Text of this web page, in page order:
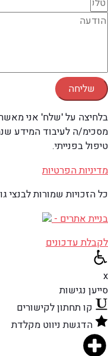
שליחה
בלחיצה על 'שלח' אני
מסכימ/ה לעיבוד המידע
טיפול בפנייתי.
מדיניות הפרטיות
כל הזכויות שמורות לבנצי גורן
בניית אתרים -
לקבלת עדכונים
x
סייען נגישות
קו תחתון לקישורים
הדגשת ניווט מקלדת